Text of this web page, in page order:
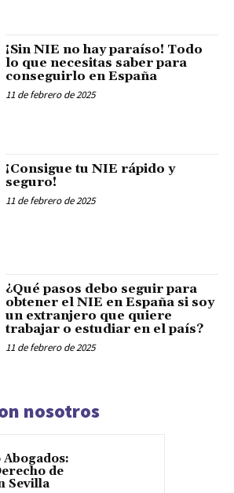
¡Sin NIE no hay paraíso! Todo
lo que necesitas saber para
conseguirlo en España
11 de febrero de 2025
¡Consigue tu NIE rápido y
seguro!
11 de febrero de 2025
¿Qué pasos debo seguir para
obtener el NIE en España si soy
un extranjero que quiere
trabajar o estudiar en el país?
11 de febrero de 2025
nosotros
Abogados:
de
Sevilla